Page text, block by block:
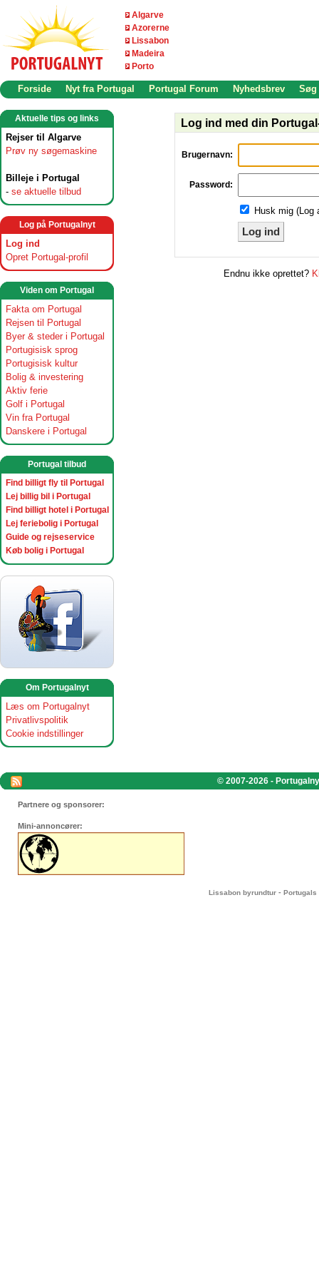
Algarve
Azorerne
Lissabon
Madeira
Porto
Forside Nyt fra Portugal Portugal Forum Nyhedsbrev Søg
Aktuelle tips og links
Rejser til Algarve
Prøv ny søgemaskine
Billeje i Portugal
- se aktuelle tilbud
Log på Portugalnyt
Log ind
Opret Portugal-profil
Viden om Portugal
Fakta om Portugal
Rejsen til Portugal
Byer & steder i Portugal
Portugisisk sprog
Portugisisk kultur
Bolig & investering
Aktiv ferie
Golf i Portugal
Vin fra Portugal
Danskere i Portugal
Portugal tilbud
Find billigt fly til Portugal
Lej billig bil i Portugal
Find billigt hotel i Portugal
Lej feriebolig i Portugal
Guide og rejseservice
Køb bolig i Portugal
Om Portugalnyt
Læs om Portugalnyt
Privatlivspolitik
Cookie indstillinger
Log ind med din
Brugernavn:
Password:
Husk mig (Log
Log ind
Endnu ikke oprettet?
© 2007-2026 -
Partnere og sponsorer:
Mini-annoncører:
Lissabon byrundtur - Portugals